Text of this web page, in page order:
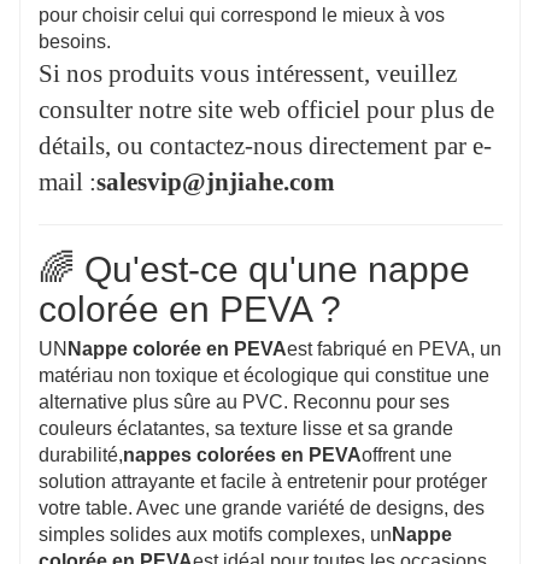
pour choisir celui qui correspond le mieux à vos
besoins.
Si nos produits vous intéressent, veuillez
consulter notre site web officiel pour plus de
détails, ou contactez-nous directement par e-
mail :salesvip@jnjiahe.com
🌈 Qu'est-ce qu'une nappe
colorée en PEVA ?
UN Nappe colorée en PEVAest fabriqué en PEVA, un
matériau non toxique et écologique qui constitue une
alternative plus sûre au PVC. Reconnu pour ses
couleurs éclatantes, sa texture lisse et sa grande
durabilité,nappes colorées en PEVAoffrent une
solution attrayante et facile à entretenir pour protéger
votre table. Avec une grande variété de designs, des
simples solides aux motifs complexes, un Nappe